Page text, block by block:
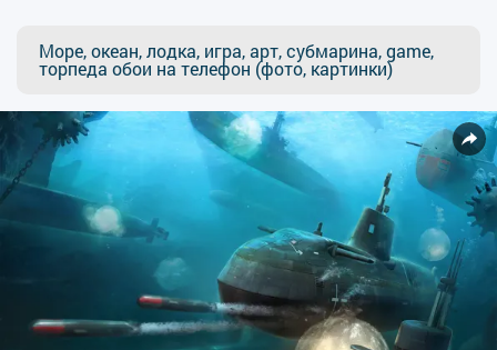
Море, океан, лодка, игра, арт, субмарина, game,
торпеда обои на телефон (фото, картинки)